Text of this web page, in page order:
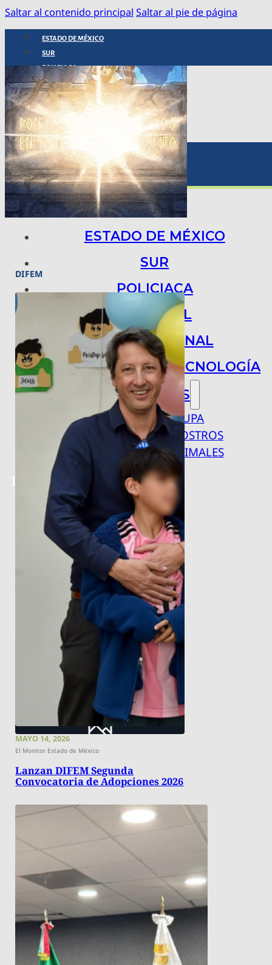
Saltar al contenido principal Saltar al pie de página
ESTADO DE MÉXICO
SUR
POLICIACA
NACIONAL
INTERNACIONAL
ARTE, CIENCIA Y TECNOLOGÍA
COLUMNAS
BAJO LA LUPA
RASTROS Y ROSTROS
VÍNCULOS ANIMALES
ESTADO DE MÉXICO
SUR
POLICIACA
NACIONAL
INTERNACIONAL
ARTE, CIENCIA Y TECNOLOGÍA
COLUMNAS
BAJO LA LUPA
RASTROS Y ROSTROS
VÍNCULOS ANIMALES
DIFEM
MAYO 14, 2026
El Monitor Estado de México
Lanzan DIFEM Segunda
Convocatoria de Adopciones 2026